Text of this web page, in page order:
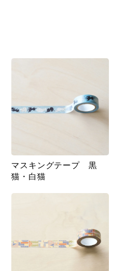
マスキングテープ 黒
猫・白猫